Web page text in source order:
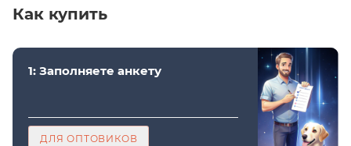
Как купить
1: Заполняете анкету
ДЛЯ ОПТОВИКОВ